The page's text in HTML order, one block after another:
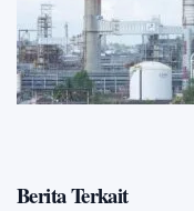
Berita Terkait